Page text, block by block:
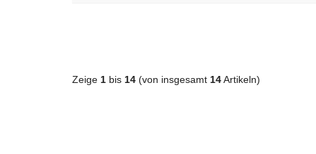
Zeige 1 bis 14 (von insgesamt 14 Artikeln)